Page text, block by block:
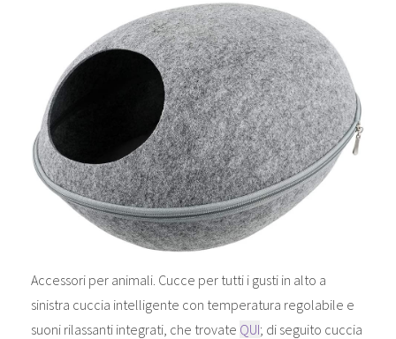
Accessori per animali. Cucce per tutti i gusti in alto a
sinistra cuccia intelligente con temperatura regolabile e
suoni rilassanti integrati, che trovate QUI; di seguito cuccia